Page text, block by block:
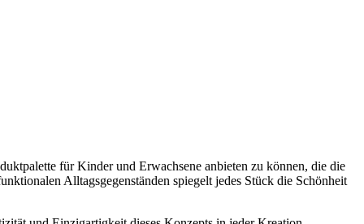
für Kinder und Erwachsene anbieten zu können, die die
Alltagsgegenständen spiegelt jedes Stück die Schönheit